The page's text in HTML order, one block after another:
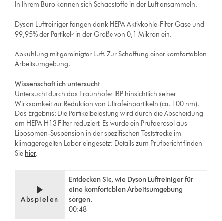
In Ihrem Büro können sich Schadstoffe in der Luft ansammeln.
Dyson Luftreiniger fangen dank HEPA Aktivkohle-Filter Gase und
99,95% der Partikel⁵ in der Größe von 0,1 Mikron ein.
Abkühlung mit gereinigter Luft. Zur Schaffung einer komfortablen
Arbeitsumgebung.
Wissenschaftlich untersucht
Untersucht durch das Fraunhofer IBP hinsichtlich seiner
Wirksamkeit zur Reduktion von Ultrafeinpartikeln (ca. 100 nm).
Das Ergebnis: Die Partikelbelastung wird durch die Abscheidung
am HEPA H13 Filter reduziert. Es wurde ein Prüfaerosol aus
Liposomen-Suspension in der spezifischen Teststrecke im
klimageregelten Labor eingesetzt. Details zum Prüfbericht finden
Sie hier.
Abspielen
Entdecken Sie, wie Dyson Luftreiniger für
eine komfortablen Arbeitsumgebung
sorgen.
00:48